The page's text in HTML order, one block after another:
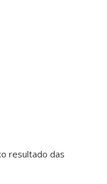
resultado das